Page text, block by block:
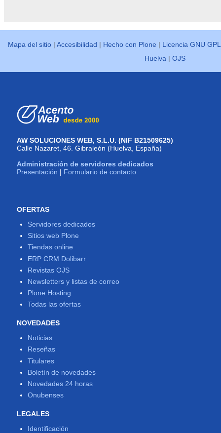
Mapa del sitio |Accesibilidad | Hecho con Plone | Licencia GNU GPL
Huelva |OJS
AW SOLUCIONES WEB, S.L.U. (NIF B21509625)
Calle Nazaret, 46. Gibraleón (Huelva, España)
Administración de servidores dedicados
Presentación | Formulario de contacto
OFERTAS
Servidores dedicados
Sitios web Plone
Tiendas online
ERP CRM Dolibarr
Revistas OJS
Newsletters y listas de correo
Plone Hosting
Todas las ofertas
NOVEDADES
Noticias
Reseñas
Titulares
Boletín de novedades
Novedades 24 horas
Onubenses
LEGALES
Identificación